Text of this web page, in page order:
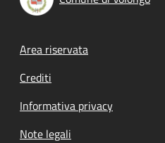
Footer menu
Area riservata
Crediti
Informativa privacy
Note legali